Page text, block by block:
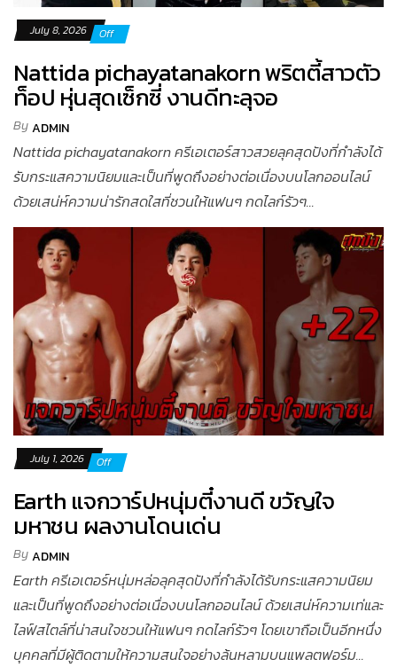
July 8, 2026 Off
Nattida pichayatanakorn พริตตี้สาวตัว
ท็อป หุ่นสุดเซ็กซี่ งานดีทะลุจอ
ByADMIN
Nattida pichayatanakorn ครีเอเตอร์สาวสวยลุคสุดปังที่กำลังได้
รับกระแสความนิยมและเป็นที่พูดถึงอย่างต่อเนื่องบนโลกออนไลน์
ด้วยเสน่ห์ความน่ารักสดใสที่ชวนให้แฟนๆ กดไลก์รัวๆ...
July 1, 2026 Off
Earth แจกวาร์ปหนุ่มตี๋งานดี ขวัญใจ
มหาชน ผลงานโดนเด่น
ByADMIN
Earth ครีเอเตอร์หนุ่มหล่อลุคสุดปังที่กำลังได้รับกระแสความนิยม
และเป็นที่พูดถึงอย่างต่อเนื่องบนโลกออนไลน์ ด้วยเสน่ห์ความเท่และ
ไลฟ์สไตล์ที่น่าสนใจชวนให้แฟนๆ กดไลก์รัวๆ โดยเขาถือเป็นอีกหนึ่ง
บุคคลที่มีผู้ติดตามให้ความสนใจอย่างล้นหลามบนแพลตฟอร์ม...